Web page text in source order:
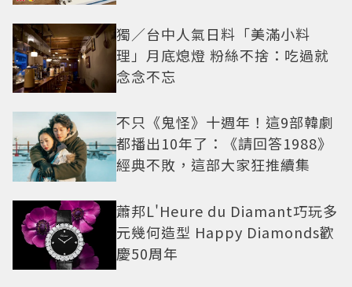
獨／台中人氣日料「美滿小料
理」月底熄燈 粉絲不捨：吃過就
念念不忘
不只《鬼怪》十週年！這9部韓劇
都播出10年了：《請回答1988》
經典不敗，這部大家狂推續集
蕭邦L'Heure du Diamant巧玩多
元幾何造型 Happy Diamonds歡
慶50周年